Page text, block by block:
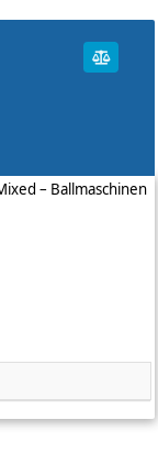
– Ballmaschinen